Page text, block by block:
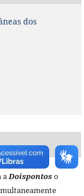
dos
aDoispontoso